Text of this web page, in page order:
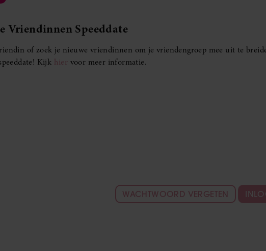
Vriendinnen Speeddate
of zoek je nieuwe vriendinnen om je vriendengroep mee uit te
Kijk hier voor meer informatie.
WACHTWOORD VERGETEN